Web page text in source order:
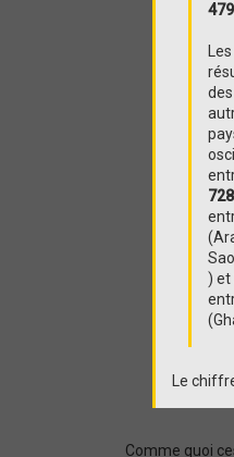
479
Les
des
728
) et
Le
Comme quoi